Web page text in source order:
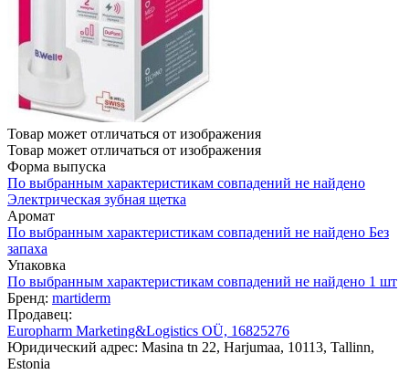
Товар может отличаться от изображения
Товар может отличаться от изображения
Форма выпуска
По выбранным характеристикам совпадений не найдено
Электрическая зубная щетка
Аромат
По выбранным характеристикам совпадений не найдено Без
запаха
Упаковка
По выбранным характеристикам совпадений не найдено 1 шт
Бренд: martiderm
Продавец:
Europharm Marketing&Logistics OÜ, 16825276
Юридический адрес: Masina tn 22, Harjumaa, 10113, Tallinn,
Estonia